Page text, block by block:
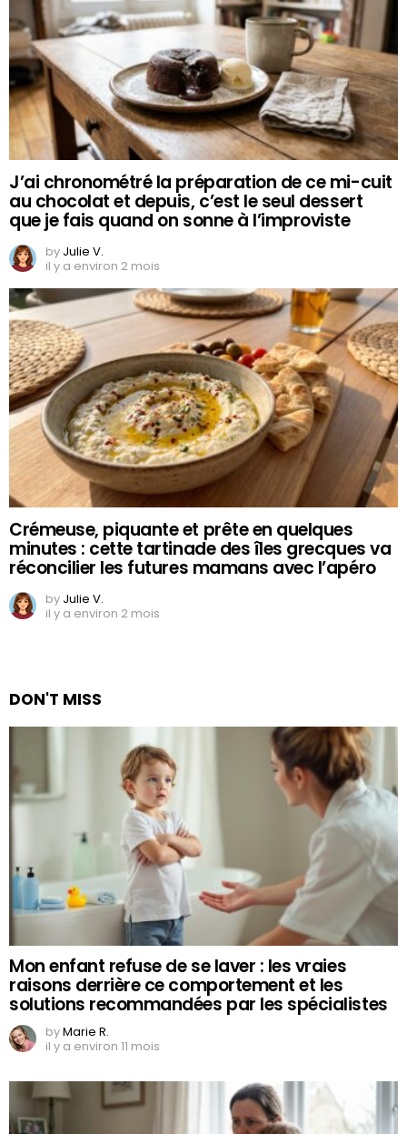
J’ai chronométré la préparation de ce mi-cuit
au chocolat et depuis, c’est le seul dessert
que je fais quand on sonne à l’improviste
by Julie V.
il y a environ 2 mois
Crémeuse, piquante et prête en quelques
minutes : cette tartinade des îles grecques va
réconcilier les futures mamans avec l’apéro
by Julie V.
il y a environ 2 mois
DON'T MISS
Mon enfant refuse de se laver : les vraies
raisons derrière ce comportement et les
solutions recommandées par les spécialistes
byMarie R.
il y a environ 11 mois